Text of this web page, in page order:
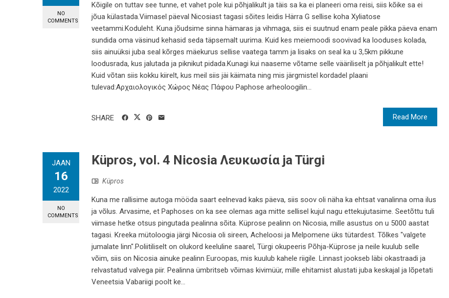
NO
COMMENTS
Kõigile on tuttav see tunne, et vahet pole kui põhjalikult ja täis sa ka ei planeeri oma reisi, siis kõike sa ei
jõua külastada.Viimasel päeval Nicosiast tagasi sõites leidis Härra G sellise koha Xyliatose
veetammi.Koduleht. Kuna jõudsime sinna hämaras ja vihmaga, siis ei suutnud enam peale pikka päeva enam
sundida oma väsinud kehasid seda täpsemalt uurima. Kuid kes meiemoodi soovivad ka looduses kolada,
siis ainuüksi juba seal kõrges mäekurus sellise vaatega tamm ja lisaks on seal ka u 3,5km pikkune
loodusrada, kus jalutada ja piknikut pidada.Kunagi kui naaseme võtame selle vääriliselt ja põhjalikult ette!
Kuid võtan siis kokku kiirelt, kus meil siis jäi käimata ning mis järgmistel kordadel plaani
tulevad:Αρχαιολογικός Χώρος Νέας Πάφου Paphose arheoloogilin...
Read More
SHARE
JAAN
16
2022
NO
COMMENTS
Küpros, vol. 4 Nicosia Λευκωσία ja Türgi
Küpros
Kuna me rallisime autoga mööda saart eelnevad kaks päeva, siis soov oli näha ka ehtsat vanalinna oma ilus
ja võlus. Arvasime, et Paphoses on ka see olemas aga mitte sellisel kujul nagu ettekujutasime. Seetõttu tuli
viimase hetke otsus pingutada pealinna sõita. Küprose pealinn on Nicosia, mille asustus on u 5000 aastat
tagasi. Kreeka mütoloogia järgi Nicosia oli sireen, Acheloosi ja Melpomene üks tütardest. Tõlkes "valgete
jumalate linn".Poliitiliselt on olukord keeluline saarel, Türgi okupeeris Põhja-Küprose ja neile kuulub selle
võim, siis on Nicosia ainuke pealinn Euroopas, mis kuulub kahele riigile. Linnast jookseb läbi okastraadi ja
relvastatud valvega piir. Pealinna ümbritseb võimas kivimüür, mille ehitamist alustati juba keskajal ja lõpetati
Veneetsia Vabariigi poolt ke...